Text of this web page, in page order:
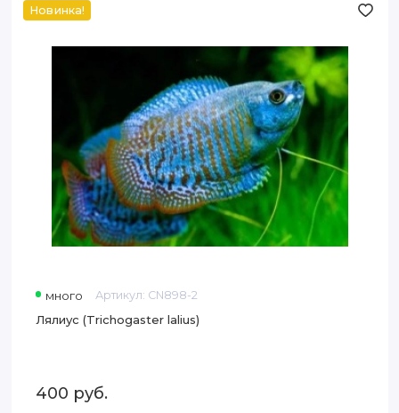
Лялиус
Новинка!
много Артикул: CN898-2
Лялиус (Trichogaster lalius)
400 руб.